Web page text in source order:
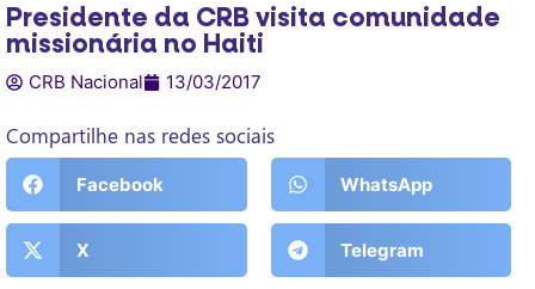
Presidente da CRB visita comunidade
missionária no Haiti
CRB Nacional 13/03/2017
Compartilhe nas redes sociais
Facebook WhatsApp
X Telegram